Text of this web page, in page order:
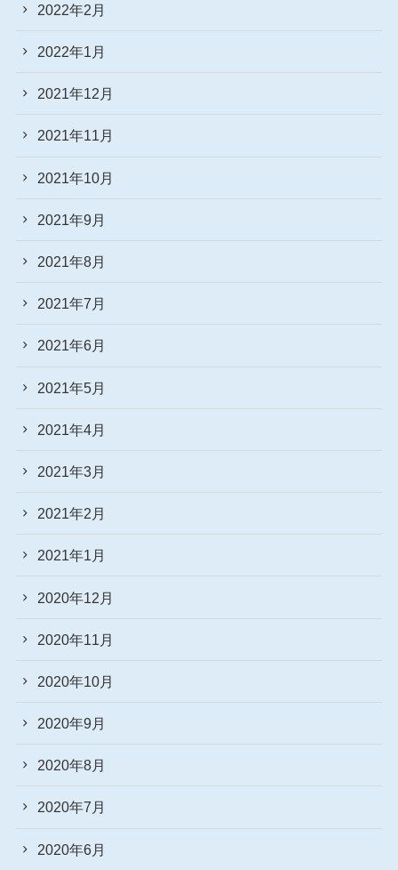
2022年2月
2022年1月
2021年12月
2021年11月
2021年10月
2021年9月
2021年8月
2021年7月
2021年6月
2021年5月
2021年4月
2021年3月
2021年2月
2021年1月
2020年12月
2020年11月
2020年10月
2020年9月
2020年8月
2020年7月
2020年6月